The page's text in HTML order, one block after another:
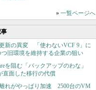
» 一覧ページへ
新の異変 「使わないVCF 9」に
つ旧環境を維持する企業の狙い
を阻む「バックアップのわな」
直面した移行の代償
れがやっぱり加速 2500台のVM